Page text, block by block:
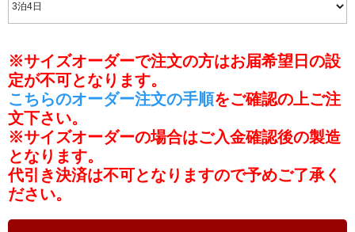
※サイズオーダーで注文の方はお届希望日の設
定が不可となります。
こちらのオーダー注文の手順をご確認の上ご注
文下さい。
※サイズオーダーの場合はご入金確認後の製造
となります。
代引き決済は不可となりますので予めご了承く
ださい。